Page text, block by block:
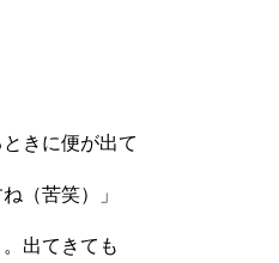
きに便が出て
（苦笑）」
出てきても